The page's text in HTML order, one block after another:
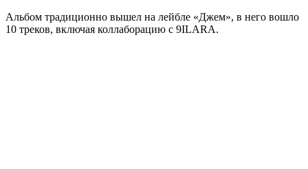
Альбом традиционно вышел на лейбле «Джем», в него вошло
10 треков, включая коллаборацию с 9ILARA.